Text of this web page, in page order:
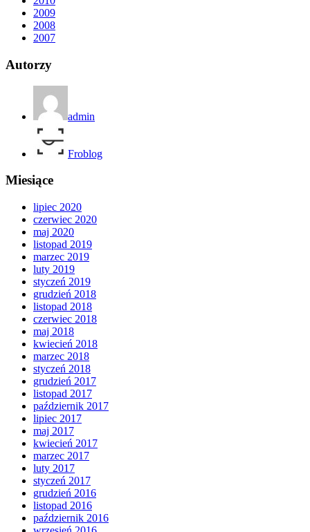
2009
2008
2007
Autorzy
admin
Froblog
Miesiące
lipiec 2020
czerwiec 2020
maj 2020
listopad 2019
marzec 2019
luty 2019
styczeń 2019
grudzień 2018
listopad 2018
czerwiec 2018
maj 2018
kwiecień 2018
marzec 2018
styczeń 2018
grudzień 2017
listopad 2017
październik 2017
lipiec 2017
maj 2017
kwiecień 2017
marzec 2017
luty 2017
styczeń 2017
grudzień 2016
listopad 2016
październik 2016